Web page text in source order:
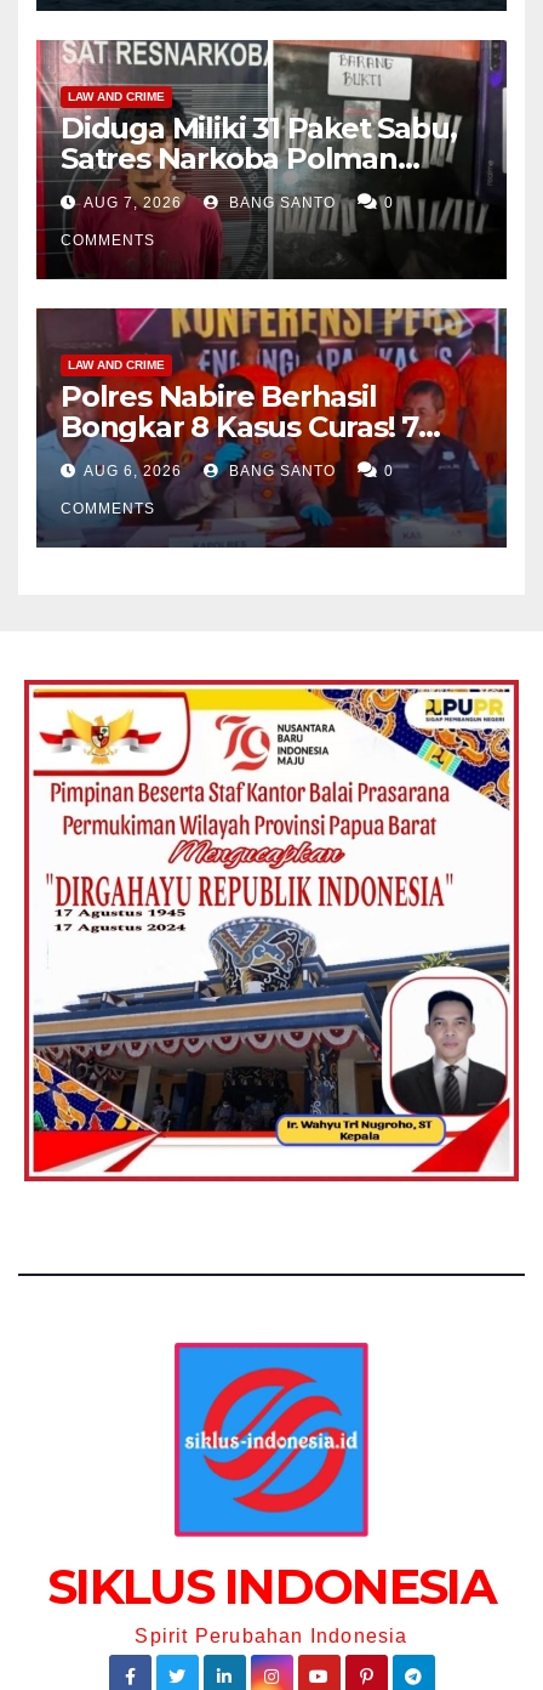
LAW AND CRIME
Diduga Miliki 31 Paket Sabu,
Satres Narkoba Polman
Amankan Pria di Matali
AUG 7, 2026 BANG SANTO 0
COMMENTS
LAW AND CRIME
Polres Nabire Berhasil
Bongkar 8 Kasus Curas! 7
Pelaku Ditangkap, 62 Motor
Kembali Diamankan
AUG 6, 2026 BANG SANTO 0
COMMENTS
SIKLUS INDONESIA
Spirit Perubahan Indonesia